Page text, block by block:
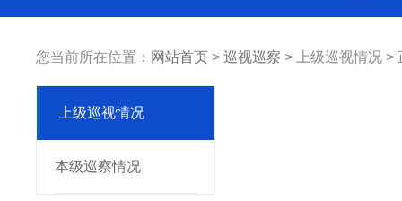
您当前所在位置： 网站首页 > 巡视巡察 > 上级巡视情况 >
上级巡视情况
本级巡察情况